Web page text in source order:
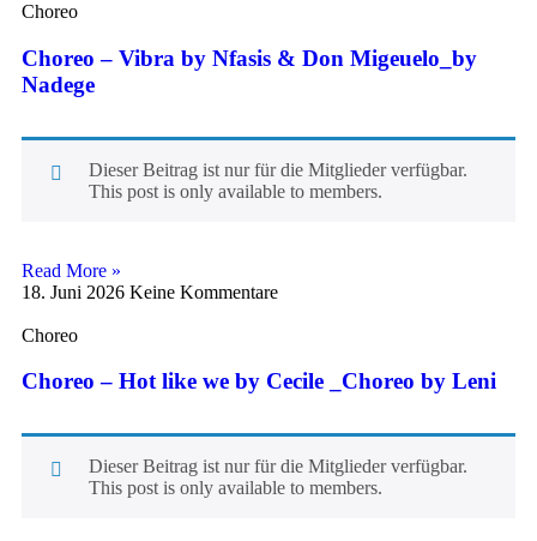
Choreo
Choreo – Vibra by Nfasis & Don Migeuelo_by
Nadege
Dieser Beitrag ist nur für die Mitglieder verfügbar.
This post is only available to members.
Read More »
18. Juni 2026 Keine Kommentare
Choreo
Choreo – Hot like we by Cecile _Choreo by Leni
Dieser Beitrag ist nur für die Mitglieder verfügbar.
This post is only available to members.